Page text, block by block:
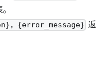
，{error_message} 返